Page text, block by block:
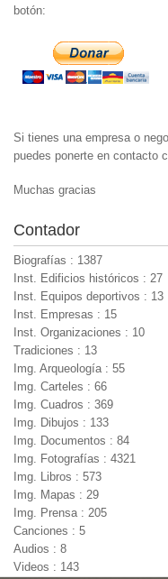
botón:
Si tienes una empresa o
puedes ponerte en contacto
Muchas gracias
Contador
Biografías : 1387
Inst. Edificios históricos : 27
Inst. Equipos deportivos : 13
Inst. Empresas : 15
Inst. Organizaciones : 10
Tradiciones : 13
Img. Arqueología : 55
Img. Carteles : 66
Img. Cuadros : 369
Img. Dibujos : 133
Img. Documentos : 84
Img. Fotografías : 4321
Img. Libros : 573
Img. Mapas : 29
Img. Prensa : 205
Canciones : 5
Audios : 8
Videos : 143